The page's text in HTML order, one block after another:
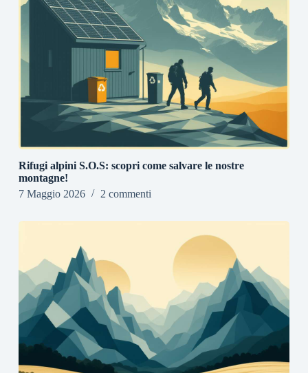
Rifugi alpini S.O.S: scopri come salvare le nostre
montagne!
7 Maggio 2026
2 commenti